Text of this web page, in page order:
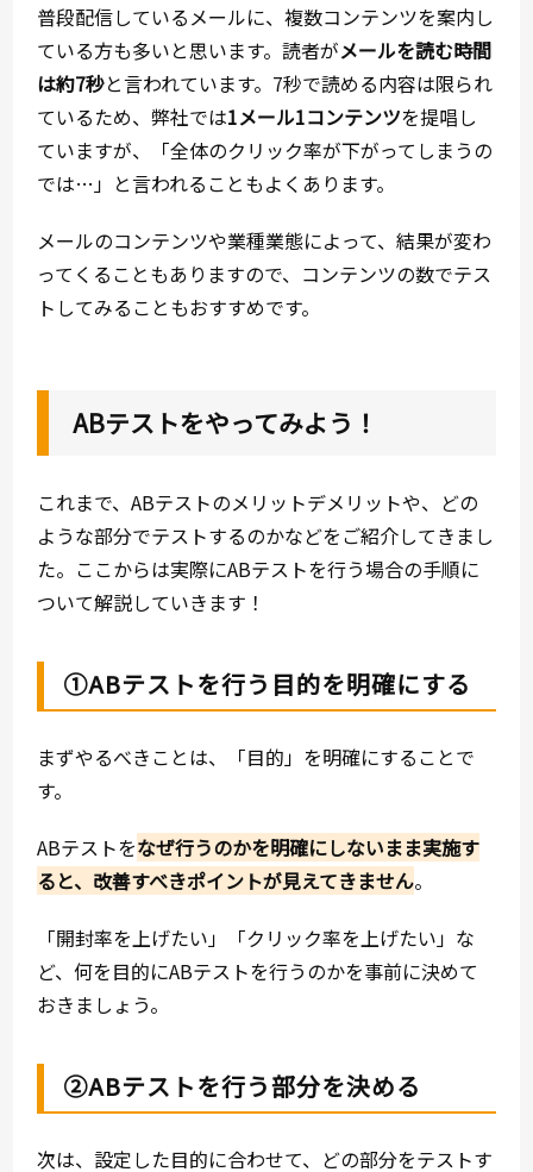
普段配信しているメールに、複数コンテンツを案内し
ている方も多いと思います。読者がメールを読む時間
は約7秒と言われています。7秒で読める内容は限られ
ているため、弊社では1メール1コンテンツを提唱し
ていますが、「全体のクリック率が下がってしまうの
では…」と言われることもよくあります。
メールのコンテンツや業種業態によって、結果が変わ
ってくることもありますので、コンテンツの数でテス
トしてみることもおすすめです。
ABテストをやってみよう！
これまで、ABテストのメリットデメリットや、どの
ような部分でテストするのかなどをご紹介してきまし
た。ここからは実際にABテストを行う場合の手順に
ついて解説していきます！
①ABテストを行う目的を明確にする
まずやるべきことは、「目的」を明確にすることで
す。
ABテストをなぜ行うのかを明確にしないまま実施す
ると、改善すべきポイントが見えてきません。
「開封率を上げたい」「クリック率を上げたい」な
ど、何を目的にABテストを行うのかを事前に決めて
おきましょう。
②ABテストを行う部分を決める
次は、設定した目的に合わせて、どの部分をテストす